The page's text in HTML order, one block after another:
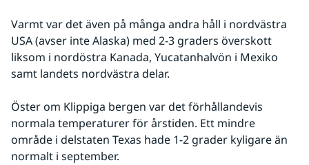
Varmt var det även på många andra håll i nordvästra
USA (avser inte Alaska) med 2-3 graders överskott
liksom i nordöstra Kanada, Yucatanhalvön i Mexiko
samt landets nordvästra delar.
Öster om Klippiga bergen var det förhållandevis
normala temperaturer för årstiden. Ett mindre
område i delstaten Texas hade 1-2 grader kyligare än
normalt i september.